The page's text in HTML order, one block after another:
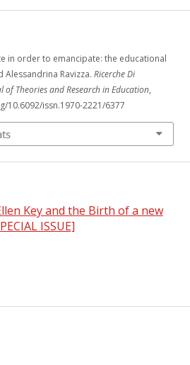
in order to emancipate: the educational
Alessandrina Ravizza. Ricerche Di
of Theories and Research in Education,
10.6092/issn.1970-2221/6377
Key and the Birth of a new
ISSUE]